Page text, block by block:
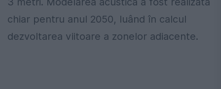
chiar pentru anul 2050, luând în calcul
dezvoltarea viitoare a zonelor adiacente.